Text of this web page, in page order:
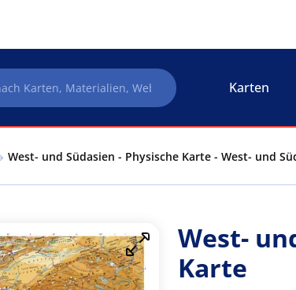
Karten
West- und Südasien - Physische Karte - West- und
West-
Karte